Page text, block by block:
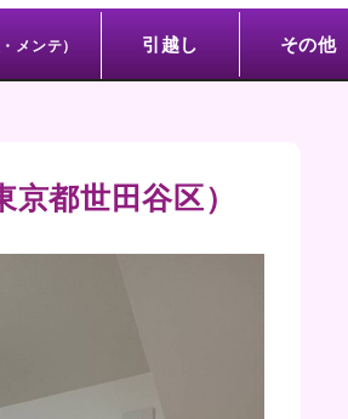
メンテ） 引越し その他
都世田谷区）